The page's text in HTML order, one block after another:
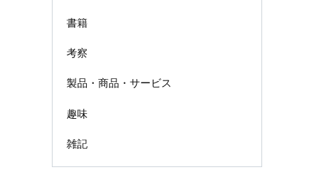
書籍
考察
製品・商品・サービス
趣味
雑記